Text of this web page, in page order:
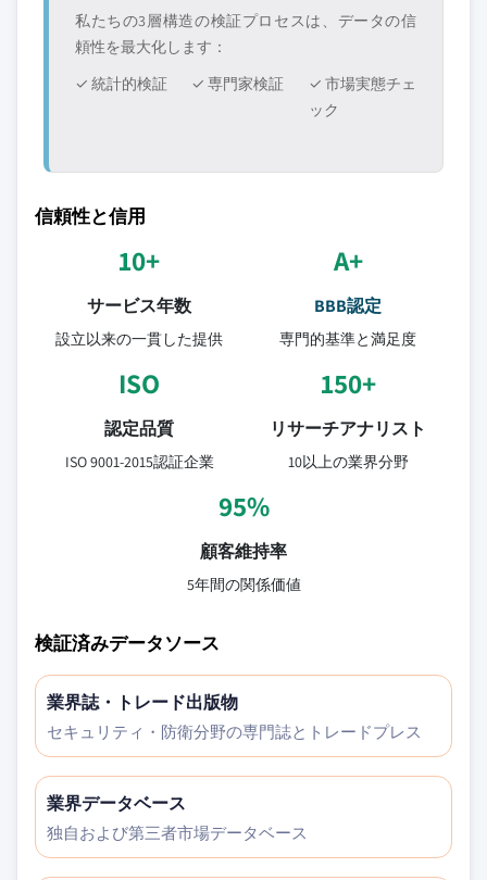
私たちの3層構造の検証プロセスは、データの信
頼性を最大化します：
✓ 統計的検証
✓ 専門家検証
✓ 市場実態チェ
ック
信頼性と信用
10+
サービス年数
設立以来の一貫した提供
A+
BBB認定
専門的基準と満足度
ISO
認定品質
ISO 9001-2015認証企業
150+
リサーチアナリスト
10以上の業界分野
95%
顧客維持率
5年間の関係価値
検証済みデータソース
業界誌・トレード出版物
セキュリティ・防衛分野の専門誌とトレードプレス
業界データベース
独自および第三者市場データベース